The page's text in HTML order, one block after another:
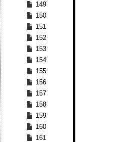
149
150
151
152
153
154
155
156
157
158
159
160
161